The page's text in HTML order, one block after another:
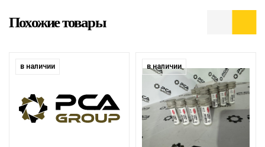
Похожие товары
в наличии в наличии